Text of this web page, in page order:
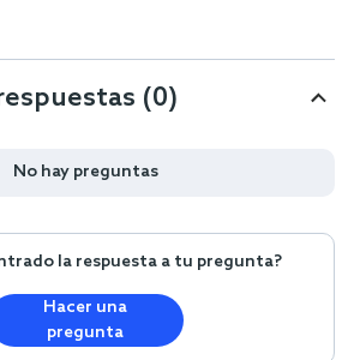
(0)
No hay preguntas
la respuesta a tu pregunta?
Hacer una
pregunta